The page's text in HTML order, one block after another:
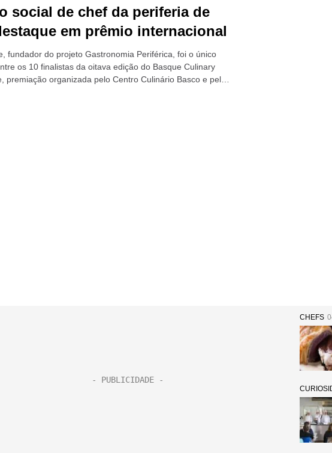
social de chef da periferia de
em prêmio internacional
fundador do projeto Gastronomia Periférica, foi o único
os 10 finalistas da oitava edição do Basque Culinary
premiação organizada pelo Centro Culinário Basco e pelo
CHEFS